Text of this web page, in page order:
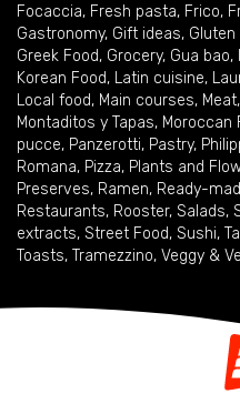
Focaccia, Fresh pasta, Frico,
Gastronomy, Gift ideas, Gluten
Greek Food, Grocery, Gua bao,
Korean Food, Latin cuisine,
Local food, Main courses, Meat,
Montaditos y Tapas, Moroccan
pucce, Panzerotti, Pastry,
Romana, Pizza, Plants and
Preserves, Ramen, Ready-
Restaurants, Rooster, Salads,
extracts, Street Food, Sushi,
Toasts, Tramezzino, Veggy &